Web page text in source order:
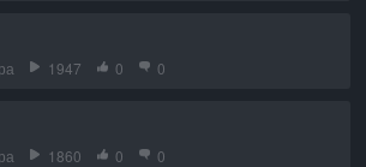
1947 0 0
1860 0 0